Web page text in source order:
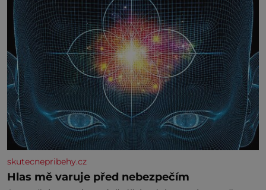
skutecnepribehy.cz
Hlas mě varuje před nebezpečím